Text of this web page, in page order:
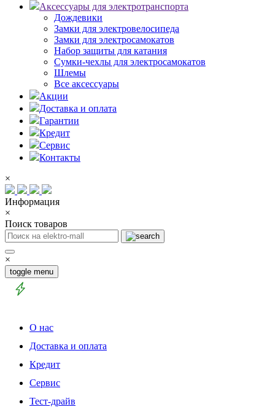
Аксессуары для электротранспорта
Дождевики
Замки для электровелосипеда
Замки для электросамокатов
Набор защиты для катания
Сумки-чехлы для электросамокатов
Шлемы
Все аксессуары
Акции
Доставка и оплата
Гарантии
Кредит
Сервис
Контакты
×
Информация
×
Поиск товаров
×
toggle menu
О нас
Доставка и оплата
Кредит
Сервис
Тест-драйв